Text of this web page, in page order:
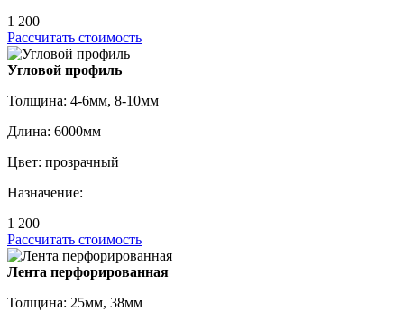
1 200
Рассчитать стоимость
Угловой профиль
Толщина: 4-6мм, 8-10мм
Длина: 6000мм
Цвет: прозрачный
Назначение:
1 200
Рассчитать стоимость
Лента перфорированная
Толщина: 25мм, 38мм